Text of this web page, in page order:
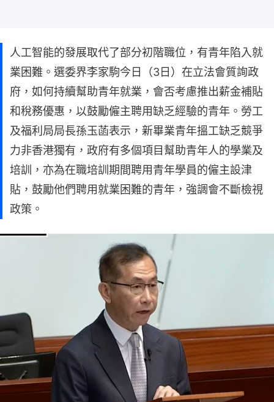
人工智能的發展取代了部分初階職位，有青年陷入就
業困難。選委界李家駒今日（3日）在立法會質詢政
府，如何持續幫助青年就業，會否考慮推出薪金補貼
和稅務優惠，以鼓勵僱主聘用缺乏經驗的青年。勞工
及福利局局長孫玉菡表示，新畢業青年搵工缺乏競爭
力非香港獨有，政府有多個項目幫助青年人的學業及
培訓，亦為在職培訓期間聘用青年學員的僱主設津
貼，鼓勵他們聘用就業困難的青年，強調會不斷檢視
政策。